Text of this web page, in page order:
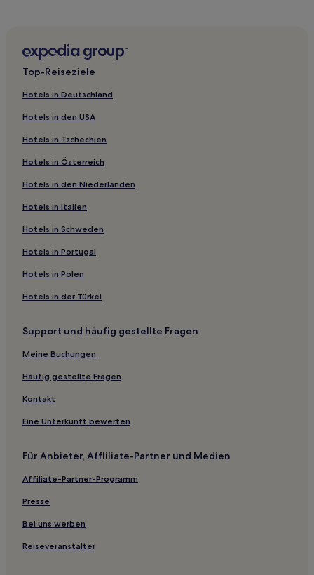
Wingersheim Hotels
Bad Niederbronn Hotels
Hotels nahe Bahnhof Wingen-sur-Moder
Knœrsheim Hotels
Land von Niederbronn-les-Bains: Hotels
Olwisheim Hotels
Philippsbourg Hotels
Hotels nahe Bahnhof Schweighouse-sur-Moder
Puberg Hotels
Kriegsheim Hotels
Maennolsheim Hotels
Friedolsheim Hotels
Hochstett Hotels
Ingwiller Hotels
Hotels nahe Didiland
Haguenau Agglomeration: Hotels
Rosteig Hotels
Hohengœft Hotels
Rangen Hotels
Aparthotels in Straßburg
Gasthäuser in Nancy
3-Sterne-Hotels in Haguenau
Top-Reiseziele
Hotels in Deutschland
Hotels in den USA
Hotels in Tschechien
Hotels in Österreich
Hotels in den Niederlanden
Hotels in Italien
Hotels in Schweden
Hotels in Portugal
Hotels in Polen
Hotels in der Türkei
Support und häufig gestellte Fragen
Meine Buchungen
Häufig gestellte Fragen
Kontakt
Eine Unterkunft bewerten
Für Anbieter, Affliliate-Partner und Medien
Affiliate-Partner-Programm
Presse
Bei uns werben
Reiseveranstalter